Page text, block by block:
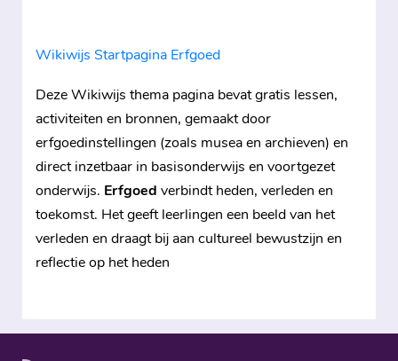
Wikiwijs Startpagina Erfgoed
Deze Wikiwijs thema pagina bevat gratis lessen,
activiteiten en bronnen, gemaakt door
erfgoedinstellingen (zoals musea en archieven) en
direct inzetbaar in basisonderwijs en voortgezet
onderwijs. Erfgoed verbindt heden, verleden en
toekomst. Het geeft leerlingen een beeld van het
verleden en draagt bij aan cultureel bewustzijn en
reflectie op het heden